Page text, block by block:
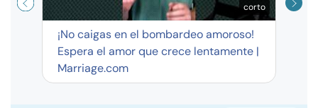
corto
¡No caigas en el bombardeo amoroso!
Espera el amor que crece lentamente |
Marriage.com